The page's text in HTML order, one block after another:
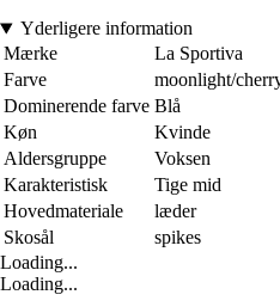
Yderligere information
Mærke
La Sportiva
Farve
moonlight/
Dominerende farve Blå
Køn
Kvinde
Aldersgruppe
Voksen
Karakteristisk
Tige mid
Hovedmateriale
læder
Skosål
spikes
Loading...
Loading...